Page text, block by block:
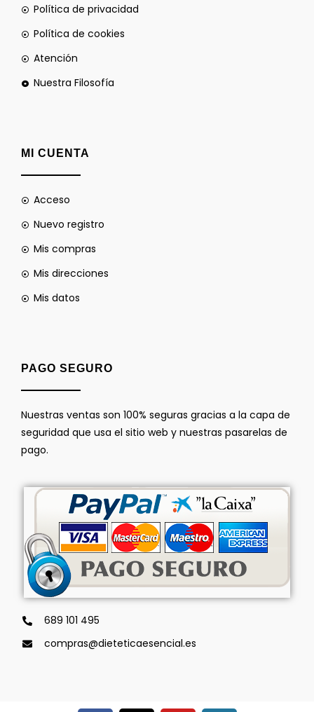
Política de privacidad
Política de cookies
Atención
Nuestra Filosofía
MI CUENTA
Acceso
Nuevo registro
Mis compras
Mis direcciones
Mis datos
PAGO SEGURO
Nuestras ventas son 100% seguras gracias a la capa de
seguridad que usa el sitio web y nuestras pasarelas de
pago.
689 101 495
compras@dieteticaesencial.es